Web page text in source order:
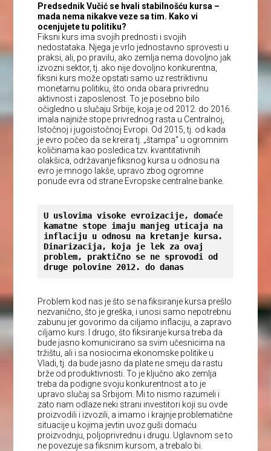
Predsednik Vučić se hvali stabilnošću kursa –
mada nema nikakve veze sa tim. Kako vi
ocenjujete tu politiku?
Fiksni kurs ima svojih prednosti i svojih
nedostataka. Njega je vrlo jednostavno sprovesti u
praksi, ali, po pravilu, ako zemlja nema dovoljno jak
izvozni sektor, tj. ako nije dovoljno konkurentna,
fiksni kurs može opstati samo uz restriktivnu
monetarnu politiku, što onda obara privrednu
aktivnost i zaposlenost. To je posebno bilo
očigledno u slučaju Srbije, koja je od 2012. do 2016.
imala najniže stope privrednog rasta u Centralnoj,
Istočnoj i jugoistočnoj Evropi. Od 2015, tj. od kada
je evro počeo da se kreira tj. „štampa“ u ogromnim
količinama kao posledica tzv. kvantitativnih
olakšica, održavanje fiksnog kursa u odnosu na
evro je mnogo lakše, upravo zbog ogromne
ponude evra od strane Evropske centralne banke.
U uslovima visoke evroizacije, domaće
kamatne stope imaju manjeg uticaja na
inflaciju u odnosu na kretanje kursa.
Dinarizacija, koja je lek za ovaj
problem, praktično se ne sprovodi od
druge polovine 2012. do danas
Problem kod nas je što se na fiksiranje kursa prešlo
nezvanično, što je greška, i unosi samo nepotrebnu
zabunu jer govorimo da ciljamo inflaciju, a zapravo
ciljamo kurs. I drugo, što fiksiranje kursa treba da
bude jasno komunicirano sa svim učesnicima na
tržištu, ali i sa nosiocima ekonomske politike u
Vladi, tj. da bude jasno da plate ne smeju da rastu
brže od produktivnosti. To je ključno ako zemlja
treba da podigne svoju konkurentnost a to je
upravo slučaj sa Srbijom. Mi to nismo razumeli i
zato nam odlaze neki strani investitori koji su ovde
proizvodili i izvozili, a imamo i krajnje problematične
situacije u kojima jevtin uvoz guši domaću
proizvodnju, poljoprivrednu i drugu. Uglavnom se to
ne povezuje sa fiksnim kursom, a trebalo bi.